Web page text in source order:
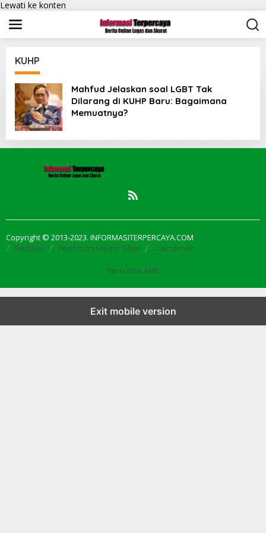
Lewati ke konten
KUHP
Mahfud Jelaskan soal LGBT Tak
Dilarang di KUHP Baru: Bagaimana
Memuatnya?
Copyright © 2013-2023. INFORMASITERPERCAYA.COM
Redaksi Pedoman Media Siber Disclaimer
Versi Non AMP
Exit mobile version